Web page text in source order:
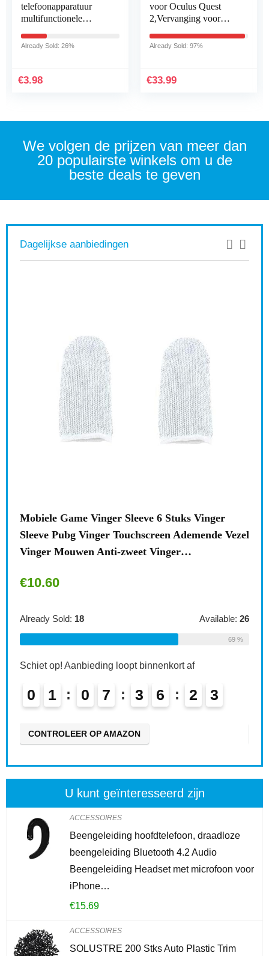
telefoonapparatuur
multifunctionele
slimme NFC-
Already Sold: 26%
€3.98
voor Oculus Quest
2,Vervanging voor
Riem,Verstelbare riem
Already Sold: 97%
€33.99
We volgen de prijzen van meer dan
20 populairste winkels om u de
beste deals te geven
Dagelijkse aanbiedingen
Mobiele Game Vinger Sleeve 6 Stuks Vinger
Sleeve Pubg Vinger Touchscreen Ademende Vezel
Vinger Mouwen Anti-zweet Vinger…
€10.60
Already Sold: 18 Available: 26
69 %
Schiet op! Aanbieding loopt binnenkort af
0 1 0 7 3 6 2 2
3
CONTROLEER OP AMAZON
U kunt geïnteresseerd zijn
ACCESSOIRES
Beengeleiding hoofdtelefoon, draadloze
beengeleiding Bluetooth 4.2 Audio
Beengeleiding Headset met microfoon voor
iPhone…
€15.69
ACCESSOIRES
SOLUSTRE 200 Stks Auto Plastic Trim